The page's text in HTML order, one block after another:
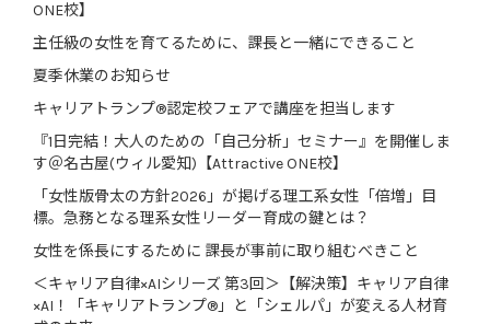
ONE校】
主任級の女性を育てるために、課長と一緒にできること
夏季休業のお知らせ
キャリアトランプ®認定校フェアで講座を担当します
『1日完結！大人のための「自己分析」セミナー』を開催しま
す＠名古屋(ウィル愛知)【Attractive ONE校】
「女性版骨太の方針2026」が掲げる理工系女性「倍増」目
標。急務となる理系女性リーダー育成の鍵とは？
女性を係長にするために 課長が事前に取り組むべきこと
＜キャリア自律×AIシリーズ 第3回＞【解決策】キャリア自律
×AI！「キャリアトランプ®」と「シェルパ」が変える人材育